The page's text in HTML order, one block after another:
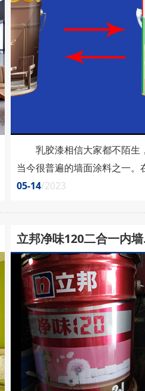
乳胶漆相信大家都不陌生
当今很普遍的墙面涂料之一。
场上常见的乳胶漆中，有净味
着不同的特点和用途。本文将
分、环保、装修效果等方面来
两种乳胶漆进行详细介绍和分
析。 乳胶漆净味和无添加
别是什么？ 一、成分区
净味乳胶漆一般是指通过对......
05-14/2023
立邦净味120二合一内墙
胶漆价格多少?